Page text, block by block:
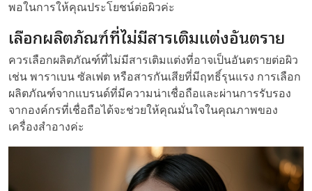
พอในการให้คุณประโยชน์ต่อผิวค่ะ
เลือกผลิตภัณฑ์ที่ไม่มีสารเติมแต่งอันตราย
ควรเลือกผลิตภัณฑ์ที่ไม่มีสารเติมแต่งที่อาจเป็นอันตรายต่อผิว
เช่น พาราเบน ซัลเฟต หรือสารกันเสียที่มีฤทธิ์รุนแรง การเลือก
ผลิตภัณฑ์จากแบรนด์ที่มีความน่าเชื่อถือและผ่านการรับรอง
จากองค์กรที่เชื่อถือได้จะช่วยให้คุณมั่นใจในคุณภาพของ
เครื่องสำอางค่ะ